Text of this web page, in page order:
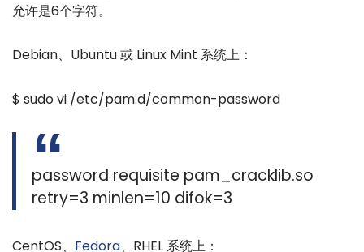
允许是6个字符。
Debian、Ubuntu 或 Linux Mint 系统上：
$ sudo vi /etc/pam.d/common-password
password requisite pam_cracklib.so
retry=3 minlen=10 difok=3
CentOS、 Fedora、RHEL 系统上：